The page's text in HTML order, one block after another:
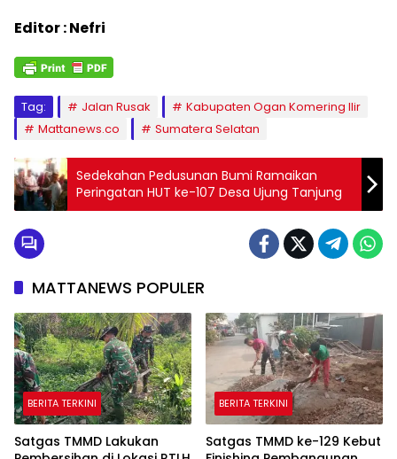
Editor : Nefri
Tag: Jalan Rusak
Kabupaten Ogan Komering Ilir
Mattanews.co
Sumatera Selatan
Sedekahan Pedusunan Bumi Ramaikan
Peringatan HUT ke-107 Desa Ujung Tanjung
MATTANEWS POPULER
BERITA TERKINI
Satgas TMMD Lakukan
BERITA TERKINI
Satgas TMMD ke-129 Kebut